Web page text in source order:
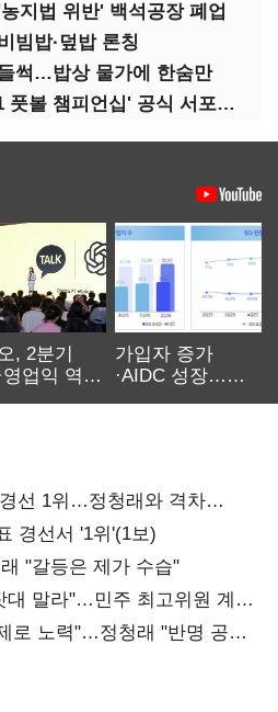
지법 위반' 백석공장 폐업
빔밥·덮밥 론칭
썩…밥상 물가에 한숨만
bhc, '2025 EAFF E-1 풋볼 챔피언십' 공식 서포터 참여
, 2분기
영업익 역대
가입자 증가
·AIDC 성장…
선 1위…정청래와 격차
경선서 '1위'(1보)
"갈등은 제가 수습"
대 말라"…민주 최고위원 계파
로 노력"…정청래 "반명 공세